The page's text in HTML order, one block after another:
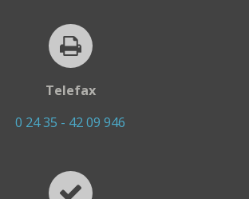
Telefax
0 24 35 - 42 09 946